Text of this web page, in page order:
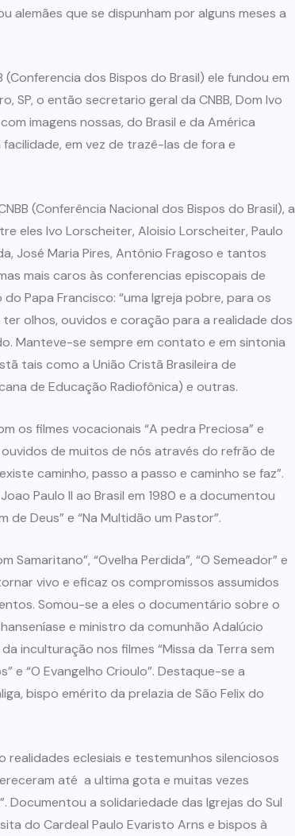
alemães que se dispunham por alguns meses a
dos Bispos do Brasil) ele fundou em
SP, o então secretario geral da CNBB, Dom Ivo
imagens nossas, do Brasil e da América
em vez de trazê-las de fora e
(Conferência Nacional dos Bispos do Brasil), a
eles Ivo Lorscheiter, Aloisio Lorscheiter, Paulo
José Maria Pires, Antônio Fragoso e tantos
mais caros às conferencias episcopais de
Papa Francisco: “uma Igreja pobre, para os
olhos, ouvidos e coração para a realidade dos
Manteve-se sempre em contato e em sintonia
tais como a União Cristã Brasileira de
de Educação Radiofônica) e outras.
os filmes vocacionais “A pedra Preciosa” e
ouvidos de muitos de nós através do refrão de
caminho, passo a passo e caminho se faz”.
Paulo II ao Brasil em 1980 e a documentou
de Deus” e “Na Multidão um Pastor”.
“Ovelha Perdida”, “O Semeador” e
vivo e eficaz os compromissos assumidos
Somou-se a eles o documentário sobre o
e ministro da comunhão Adalúcio
inculturação nos filmes “Missa da Terra sem
e “O Evangelho Crioulo”. Destaque-se a
bispo emérito da prelazia de São Felix do
realidades eclesiais e testemunhos silenciosos
até a ultima gota e muitas vezes
a solidariedade das Igrejas do Sul
do Cardeal Paulo Evaristo Arns e bispos à